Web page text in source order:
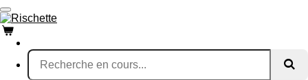
Passer
au
contenu
principal